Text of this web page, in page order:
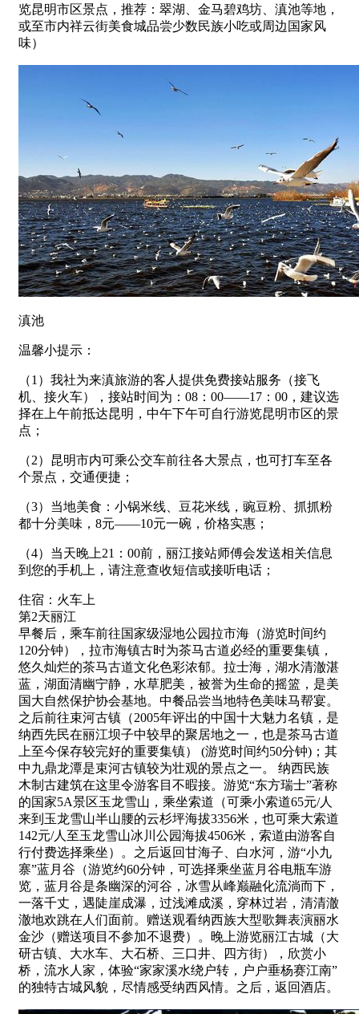
览昆明市区景点，推荐：翠湖、金马碧鸡坊、滇池等地，
或至市内祥云街美食城品尝少数民族小吃或周边国家风
味）
滇池
温馨小提示：
（1）我社为来滇旅游的客人提供免费接站服务（接飞
机、接火车），接站时间为：08：00——17：00，建议选
择在上午前抵达昆明，中午下午可自行游览昆明市区的景
点；
（2）昆明市内可乘公交车前往各大景点，也可打车至各
个景点，交通便捷；
（3）当地美食：小锅米线、豆花米线，豌豆粉、抓抓粉
都十分美味，8元——10元一碗，价格实惠；
（4）当天晚上21：00前，丽江接站师傅会发送相关信息
到您的手机上，请注意查收短信或接听电话；
住宿：火车上
第2天丽江
早餐后，乘车前往国家级湿地公园拉市海（游览时间约
120分钟），拉市海镇古时为茶马古道必经的重要集镇，
悠久灿烂的茶马古道文化色彩浓郁。拉士海，湖水清澈湛
蓝，湖面清幽宁静，水草肥美，被誉为生命的摇篮，是美
国大自然保护协会基地。中餐品尝当地特色美味马帮宴。
之后前往束河古镇（2005年评出的中国十大魅力名镇，是
纳西先民在丽江坝子中较早的聚居地之一，也是茶马古道
上至今保存较完好的重要集镇） (游览时间约50分钟)；其
中九鼎龙潭是束河古镇较为壮观的景点之一。 纳西民族
木制古建筑在这里令游客目不暇接。游览“东方瑞士”著称
的国家5A景区玉龙雪山，乘坐索道（可乘小索道65元/人
来到玉龙雪山半山腰的云杉坪海拔3356米，也可乘大索道
142元/人至玉龙雪山冰川公园海拔4506米，索道由游客自
行付费选择乘坐）。之后返回甘海子、白水河，游“小九
寨”蓝月谷（游览约60分钟，可选择乘坐蓝月谷电瓶车游
览，蓝月谷是条幽深的河谷，冰雪从峰巅融化流淌而下，
一落千丈，遇陡崖成瀑，过浅滩成溪，穿林过岩，清清澈
澈地欢跳在人们面前。赠送观看纳西族大型歌舞表演丽水
金沙（赠送项目不参加不退费）。晚上游览丽江古城（大
研古镇、大水车、大石桥、三口井、四方街），欣赏小
桥，流水人家，体验“家家溪水绕户转，户户垂杨赛江南”
的独特古城风貌，尽情感受纳西风情。之后，返回酒店。